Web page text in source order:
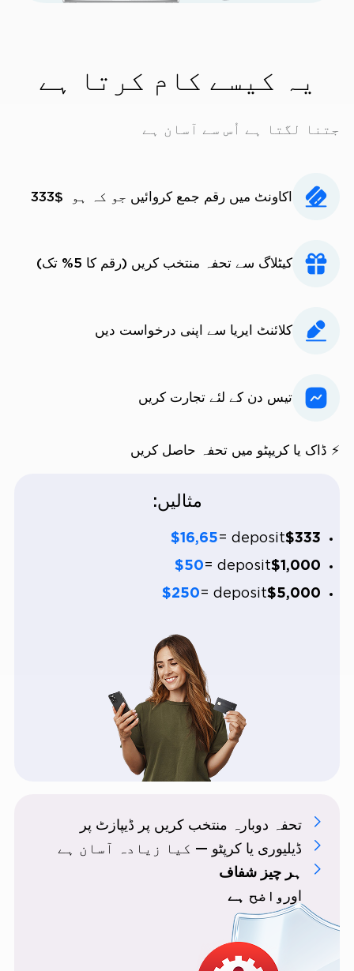
یہ کیسے کام کرتا ہے
جتنا لگتا ہے اُس سے آسان ہے
اکاونٹ میں رقم جمع کروائیں جو کہ ہو $333
کیٹلاگ سے تحفہ منتخب کریں (رقم کا 5% تک)
کلائنٹ ایریا سے اپنی درخواست دیں
تیس دن کے لئے تجارت کریں
⚡ ڈاک یا کریپٹو میں تحفہ حاصل کریں
مثالیں:
$333
deposit =
$16,65
$1,000
deposit =
$50
$5,000
deposit =
$250
تحفہ دوبارہ منتخب کریں پر ڈیپازٹ پر
ڈیلیوری یا کرپٹو — کیا زیادہ آسان ہے
ہر چیز شفاف
اور واضح ہے